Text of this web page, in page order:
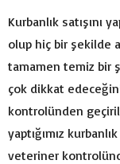
Kurbanlık satışını
olup hiç bir şekilde
tamamen temiz bir
çok dikkat
kontrolünden
yaptığımız
veteriner